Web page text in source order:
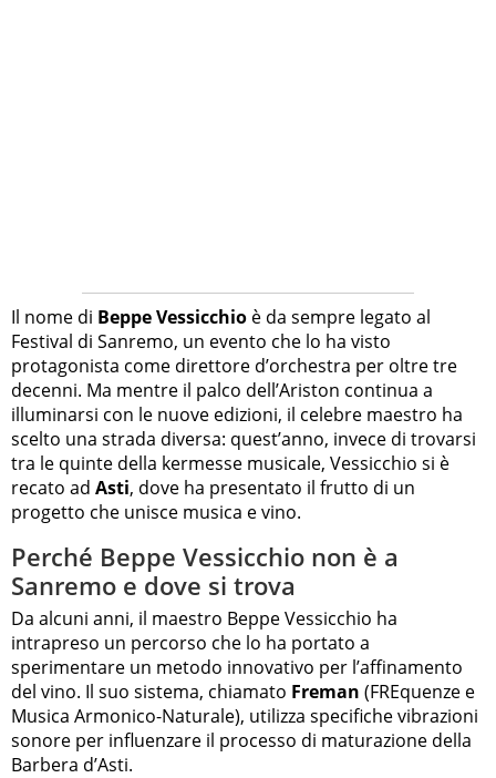
Il nome di Beppe Vessicchio è da sempre legato al
Festival di Sanremo, un evento che lo ha visto
protagonista come direttore d’orchestra per oltre tre
decenni. Ma mentre il palco dell’Ariston continua a
illuminarsi con le nuove edizioni, il celebre maestro ha
scelto una strada diversa: quest’anno, invece di trovarsi
tra le quinte della kermesse musicale, Vessicchio si è
recato ad Asti, dove ha presentato il frutto di un
progetto che unisce musica e vino.
Perché Beppe Vessicchio non è a
Sanremo e dove si trova
Da alcuni anni, il maestro Beppe Vessicchio ha
intrapreso un percorso che lo ha portato a
sperimentare un metodo innovativo per l’affinamento
del vino. Il suo sistema, chiamato Freman (FREquenze e
Musica Armonico-Naturale), utilizza specifiche vibrazioni
sonore per influenzare il processo di maturazione della
Barbera d’Asti.